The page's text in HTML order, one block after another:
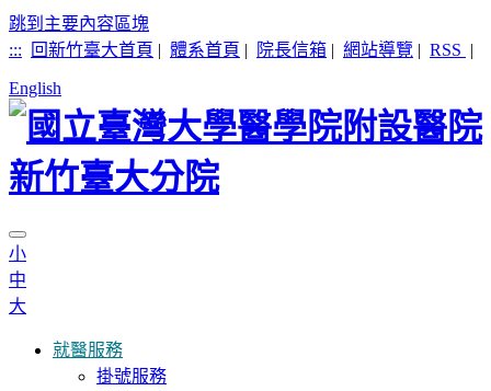
跳到主要內容區塊
:::
回新竹臺大首頁 | 體系首頁 | 院長信箱 | 網站導覽 | RSS |
English
小
中
大
就醫服務
掛號服務